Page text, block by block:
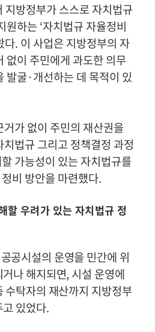
지방정부가 스스로 자치법규
원하는 ‘자치법규 자율정비
다. 이 사업은 지방정부의 자
없이 주민에게 과도한 의무
발굴·개선하는 데 목적이 있
가 없이 주민의 재산권을
법규 그리고 정책결정 과정
가능성이 있는 자치법규를
비 방안을 마련했다.
할 우려가 있는 자치법규 정
공시설의 운영을 민간에 위
나 해지되면, 시설 운영에
수탁자의 재산까지 지방정부
있었다.